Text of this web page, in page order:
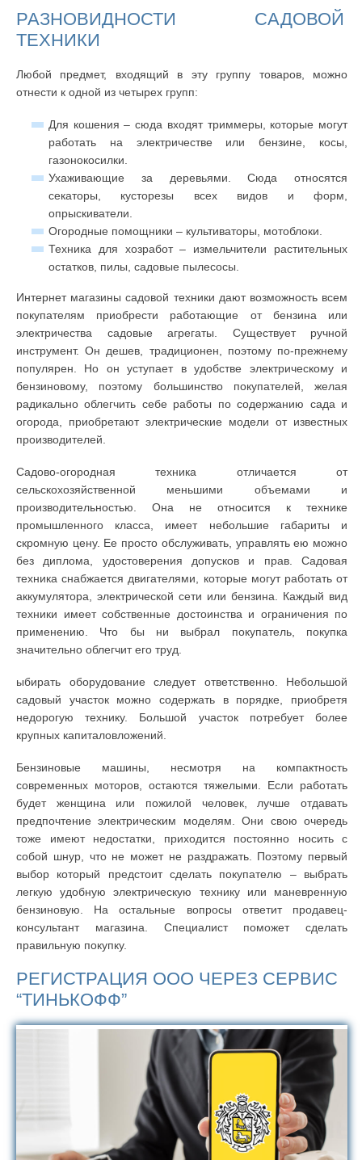
РАЗНОВИДНОСТИ САДОВОЙ
ТЕХНИКИ
Любой предмет, входящий в эту группу товаров, можно
отнести к одной из четырех групп:
Для кошения – сюда входят триммеры, которые могут
работать на электричестве или бензине, косы,
газонокосилки.
Ухаживающие за деревьями. Сюда относятся
секаторы, кусторезы всех видов и форм,
опрыскиватели.
Огородные помощники – культиваторы, мотоблоки.
Техника для хозработ – измельчители растительных
остатков, пилы, садовые пылесосы.
Интернет магазины садовой техники дают возможность всем
покупателям приобрести работающие от бензина или
электричества садовые агрегаты. Существует ручной
инструмент. Он дешев, традиционен, поэтому по-прежнему
популярен. Но он уступает в удобстве электрическому и
бензиновому, поэтому большинство покупателей, желая
радикально облегчить себе работы по содержанию сада и
огорода, приобретают электрические модели от известных
производителей.
Садово-огородная техника отличается от
сельскохозяйственной меньшими объемами и
производительностью. Она не относится к технике
промышленного класса, имеет небольшие габариты и
скромную цену. Ее просто обслуживать, управлять ею можно
без диплома, удостоверения допусков и прав. Садовая
техника снабжается двигателями, которые могут работать от
аккумулятора, электрической сети или бензина. Каждый вид
техники имеет собственные достоинства и ограничения по
применению. Что бы ни выбрал покупатель, покупка
значительно облегчит его труд.
ыбирать оборудование следует ответственно. Небольшой
садовый участок можно содержать в порядке, приобретя
недорогую технику. Большой участок потребует более
крупных капиталовложений.
Бензиновые машины, несмотря на компактность
современных моторов, остаются тяжелыми. Если работать
будет женщина или пожилой человек, лучше отдавать
предпочтение электрическим моделям. Они свою очередь
тоже имеют недостатки, приходится постоянно носить с
собой шнур, что не может не раздражать. Поэтому первый
выбор который предстоит сделать покупателю – выбрать
легкую удобную электрическую технику или маневренную
бензиновую. На остальные вопросы ответит продавец-
консультант магазина. Специалист поможет сделать
правильную покупку.
РЕГИСТРАЦИЯ ООО ЧЕРЕЗ СЕРВИС
“ТИНЬКОФФ”